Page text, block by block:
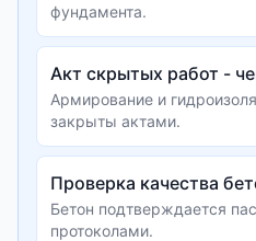
фундамента.
Акт скрытых работ -
Армирование и
закрыты актами.
Проверка качества
Бетон подтверждается
протоколами.